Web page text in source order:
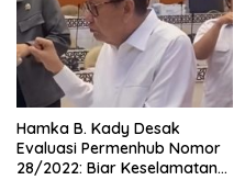
Hamka B. Kady Desak
Evaluasi Permenhub Nomor
28/2022: Biar Keselamatan